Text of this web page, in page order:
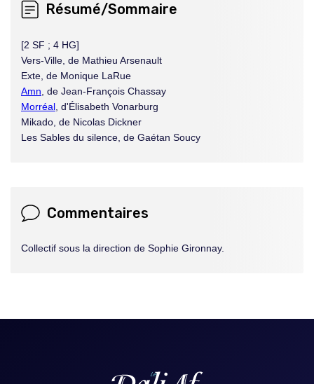
nouvelle
Résumé/Sommaire
[2 SF ; 4 HG]
Vers-Ville, de Mathieu Arsenault
Exte, de Monique LaRue
Amn , de Jean-François Chassay
Morréal , d'Élisabeth Vonarburg
Mikado, de Nicolas Dickner
Les Sables du silence, de Gaétan Soucy
Commentaires
Collectif sous la direction de Sophie Gironnay.